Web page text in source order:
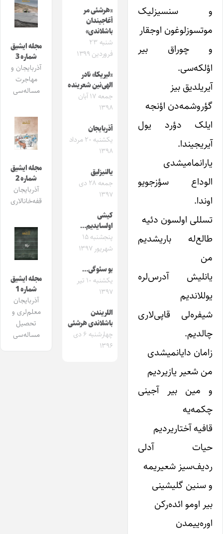
و سنسیزلیک
موتسوزلوغون اوجقار
و چوراق بیر
اؤلکه‌سی.
آیریلدیق بیز
گؤروشمه‌دن اؤنجه
ایلک دؤرد یول
آیریجیندا.
یارانمامیشدی
الوداع سؤزجویو
اوندا.
تسللی اولسون دئیه
طالع‌له باریشدیم
من
یانلیش آدرس‌لره
یوللاندیم
شیفره‌لی قاپی‌لاری
چالدیم.
زامان دایانمیشدی
من شعیر یازیردیم
و مین بیر آجینی
چکمه‌یه
قافیه آختاریردیم
حیات آدلی
ردیف‌سیز شعیریمه
و سنین گلیشینی
بیر اومو ائده‌رکن
اوره‌ییمدن
«هرشئی مر
آغاجیندان
باشلاندی»
شنبه ۲۳
فروردین ۱۳۹۹
«لیریکا» نادر
الهی‌نین شعرینده
جمعه ۱۷ آبان
۱۳۹۸
آذربایجان
یکشنبه ۲۰ مرداد
۱۳۹۸
یالنیزلیق
جمعه ۲۸ دی
۱۳۹۷
کیشی
اولسایدیم…
پنجشنبه ۱۵
شهریور ۱۳۹۷
بو سئوگی…
یکشنبه ۱۰ تیر
۱۳۹۷
اللریندن
باشلاندی هرشئی
چهارشنبه ۶ دی
۱۳۹۶
مجله ایشیق
شماره 3
آذربایجان و
مهاجرت
مساله‌سی
مجله ایشیق
شماره 2
آذربایجان
قفه‌خانالاری
مجله ایشیق
شماره 1
آذربایجان
معلم‌لری و
تحصیل
مساله‌سی